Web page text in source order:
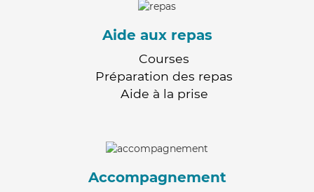
Aide aux repas
Courses
Préparation des repas
Aide à la prise
Accompagnement